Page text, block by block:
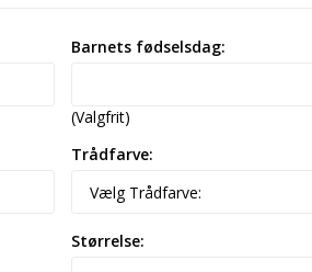
Barnets fødselsdag:
(Valgfrit)
Trådfarve:
Størrelse: